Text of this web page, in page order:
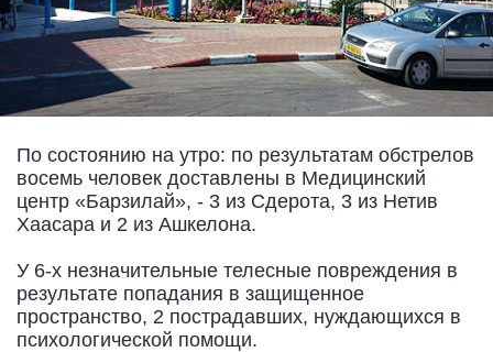
По состоянию на утро: по результатам обстрелов
восемь человек доставлены в Медицинский
центр «Барзилай», - 3 из Сдерота, 3 из Нетив
Хаасара и 2 из Ашкелона.
У 6-х незначительные телесные повреждения в
результате попадания в защищенное
пространство, 2 пострадавших, нуждающихся в
психологической помощи.